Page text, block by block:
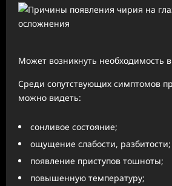
Может возникнуть необходимость
Среди сопутствующих симптомов
можно видеть:
сонливое состояние;
ощущение слабости, разбитости;
появление приступов тошноты;
повышенную температуру;